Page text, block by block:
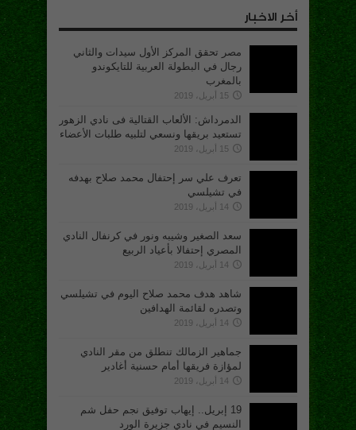
أخر الاخبار
مصر تحقق المركز الأول سيدات والثاني
رجال في البطولة العربية للتايكوندو
بالمغرب
15 أبريل، 2019
الدمرداش: الألعاب القتالية فى نادي الزهور
تستعيد بريقها ونسعي لتلبيه طلبات الأعضاء
15 أبريل، 2019
تعرف علي سر إحتفال محمد صلاح بهدفه
في تشيلسي
14 أبريل، 2019
سعد الصغير وشيبه ونور في كرنفال النادي
المصري إحتفالا بأعياد الربيع
14 أبريل، 2019
شاهد هدف محمد صلاح اليوم في تشيلسي
وتصدره لقائمة الهدافين
14 أبريل، 2019
جماهير الزمالك تنطلق من مقر النادي
لمؤازة فريقها أمام حسنية أغادير
14 أبريل، 2019
19 إبريل.. إيهاب توفيق نجم حفل شم
النسيم في نادي جزيرة الورد